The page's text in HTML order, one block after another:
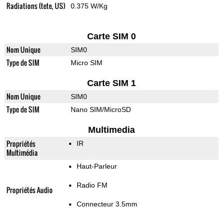
Radiations (tete, US) 0.375 W/Kg
Carte SIM 0
Nom Unique SIM0
Type de SIM Micro SIM
Carte SIM 1
Nom Unique SIM0
Type de SIM Nano SIM/MicroSD
Multimedia
Propriétés
Multimédia
IR
Propriétés Audio
Haut-Parleur
Radio FM
Connecteur 3.5mm